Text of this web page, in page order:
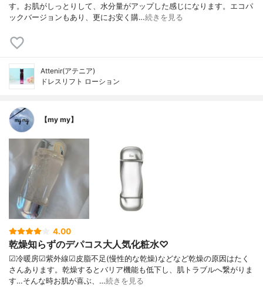
す。お肌がしっとりして、水分量がアップした感じになります。エコパ
ックバージョンもあり、更にお安く購…続きを見る
Attenir(アテニア)
ドレスリフト ローション
【my my】
4.00
乾燥知らずのデパコス大人気化粧水♡
☑︎冷暖房☑︎紫外線☑︎皮脂不足(慢性的な乾燥)などなど乾燥の原因はたく
さんあります。乾燥するとバリア機能も低下し、肌トラブルへ繋がりま
す…そんな時お肌が喜ぶ、…続きを見る